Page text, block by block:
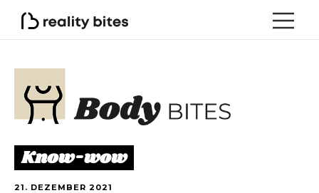
Know-wow
21. DEZEMBER 2021